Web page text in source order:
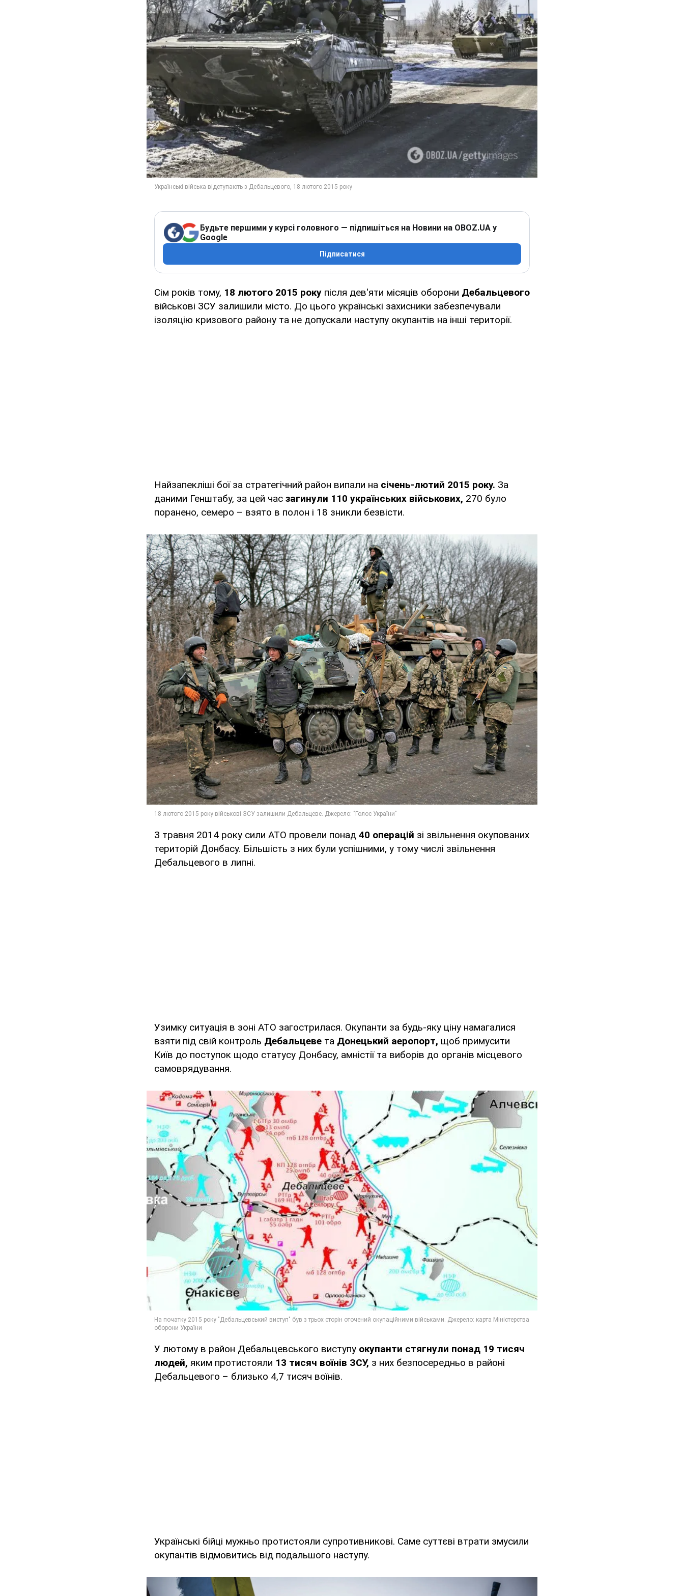
Будьте першими у курсі головного — підпишіться на Новини на OBOZ.UA у
Google
Підписатися
Сім років тому, 18 лютого 2015 року після дев'яти місяців оборони Дебальцевого
військові ЗСУ залишили місто. До цього українські захисники забезпечували
ізоляцію кризового району та не допускали наступу окупантів на інші території.
Найзапекліші бої за стратегічний район випали на січень-лютий 2015 року. За
даними Генштабу, за цей час загинули 110 українських військових, 270 було
поранено, семеро – взято в полон і 18 зникли безвісти.
З травня 2014 року сили АТО провели понад 40 операцій зі звільнення окупованих
територій Донбасу. Більшість з них були успішними, у тому числі звільнення
Дебальцевого в липні.
Узимку ситуація в зоні АТО загострилася. Окупанти за будь-яку ціну намагалися
взяти під свій контроль Дебальцеве та Донецький аеропорт, щоб примусити
Київ до поступок щодо статусу Донбасу, амністії та виборів до органів місцевого
самоврядування.
У лютому в район Дебальцевського виступу окупанти стягнули понад 19 тисяч
людей, яким протистояли 13 тисяч воїнів ЗСУ, з них безпосередньо в районі
Дебальцевого – близько 4,7 тисяч воїнів.
Українські бійці мужньо протистояли супротивникові. Саме суттєві втрати змусили
окупантів відмовитись від подальшого наступу.